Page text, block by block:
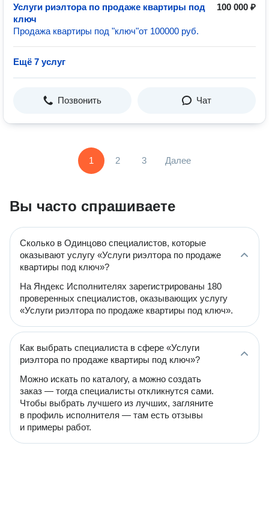
Услуги риэлтора по продаже квартиры под
ключ
100 000 ₽
Продажа квартиры под "ключ"от 100000 руб.
Ещё 7 услуг
Позвонить Чат
1 2 3 Далее
Вы часто спрашиваете
Сколько в Одинцово специалистов, которые
оказывают услугу «Услуги риэлтора по продаже
квартиры под ключ»?
На Яндекс Исполнителях зарегистрированы 180
проверенных специалистов, оказывающих услугу
«Услуги риэлтора по продаже квартиры под ключ».
Как выбрать специалиста в сфере «Услуги
риэлтора по продаже квартиры под ключ»?
Можно искать по каталогу, а можно создать
заказ — тогда специалисты откликнутся сами.
Чтобы выбрать лучшего из лучших, загляните
в профиль исполнителя — там есть отзывы
и примеры работ.